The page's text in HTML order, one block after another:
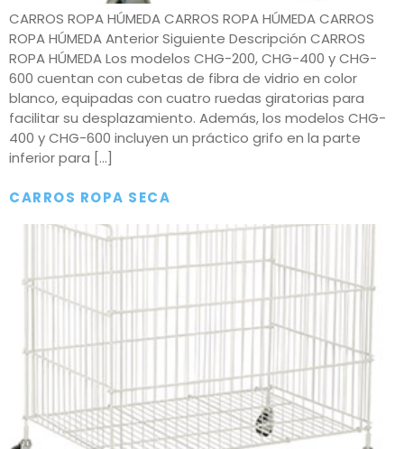
CARROS ROPA HÚMEDA CARROS ROPA HÚMEDA CARROS
ROPA HÚMEDA Anterior Siguiente Descripción CARROS
ROPA HÚMEDA Los modelos CHG-200, CHG-400 y CHG-
600 cuentan con cubetas de fibra de vidrio en color
blanco, equipadas con cuatro ruedas giratorias para
facilitar su desplazamiento. Además, los modelos CHG-
400 y CHG-600 incluyen un práctico grifo en la parte
inferior para […]
CARROS ROPA SECA